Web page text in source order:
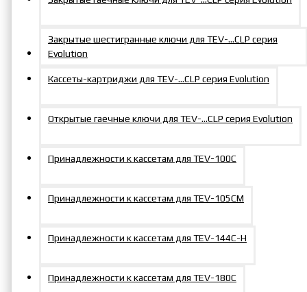
Закрытые шестигранные ключи для TEV-…CLP серия
Evolution
Кассеты-картриджи для TEV-…CLP серия Evolution
Открытые гаечные ключи для TEV-…CLP серия Evolution
Принадлежности к кассетам для TEV-100C
Принадлежности к кассетам для TEV-105СM
Принадлежности к кассетам для TEV-144С-Н
Принадлежности к кассетам для TEV-180C